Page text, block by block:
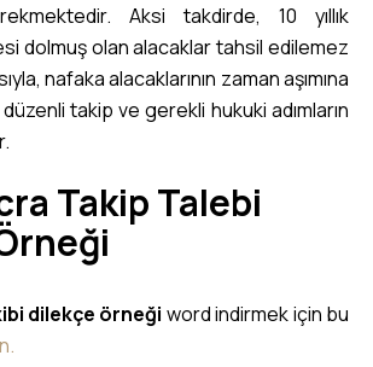
Aksi takdirde, 10 yıllık
dolmuş olan alacaklar tahsil edilemez
nafaka alacaklarının zaman aşımına
takip ve gerekli hukuki adımların
Takip Talebi
dilekçe örneği word indirmek için bu